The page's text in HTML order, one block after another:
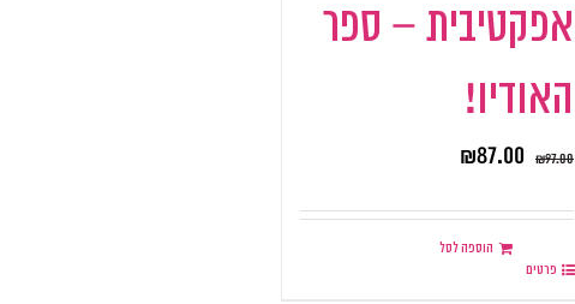
אפקטיבית – ספר
האודיו!
₪97.00
₪87.00
הוספה לסל
פרטים